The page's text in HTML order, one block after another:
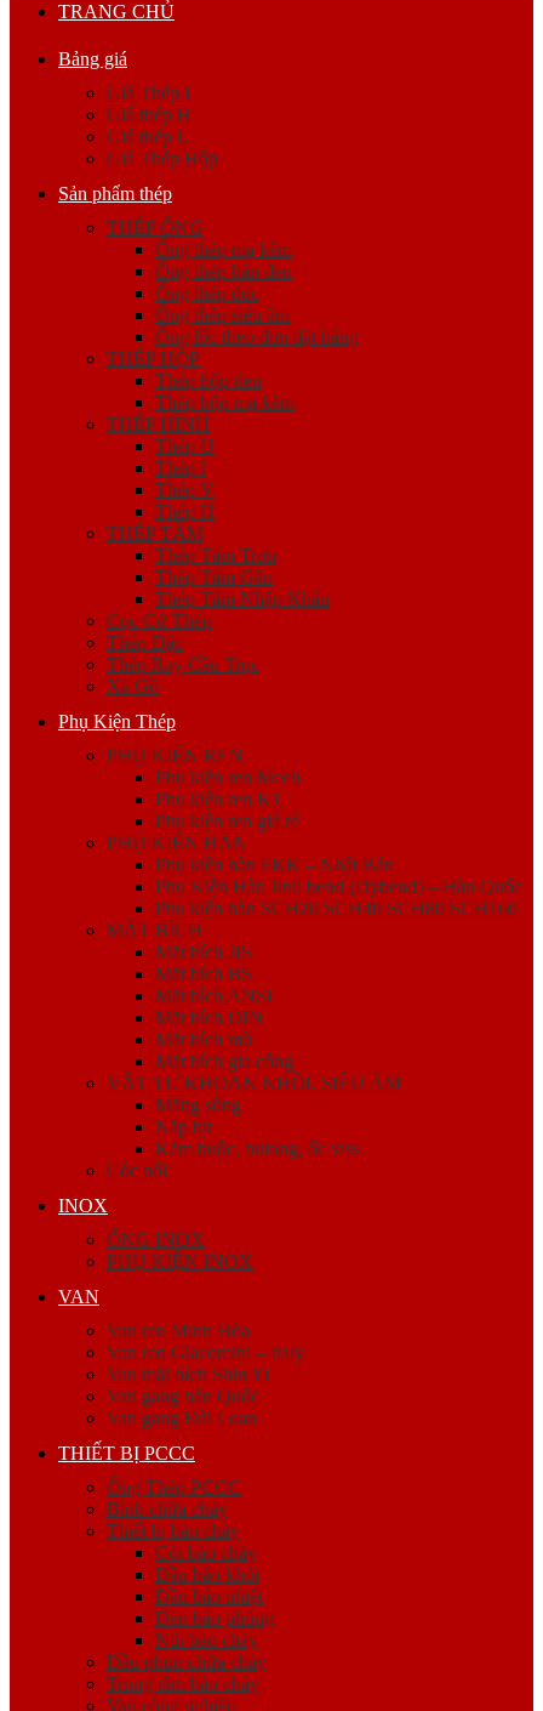
TRANG CHỦ
Bảng giá
Giá Thép I
Giá thép H
Giá thép U
Giá Thép Hộp
Sản phẩm thép
THÉP ỐNG
Ống thép mạ kẽm
Ống thép hàn đen
Ống thép đúc
Ống thép siêu âm
Ống lốc theo đơn đặt hàng
THÉP HỘP
Thép hộp đen
Thép hộp mạ kẽm
THÉP HÌNH
Thép U
Thép I
Thép V
Thép H
THÉP TẤM
Thép Tấm Trơn
Thép Tấm Gân
Thép Tấm Nhập Khẩu
Cọc Cừ Thép
Thép Đặc
Thép Ray Cầu Trục
Xà Gồ
Phụ Kiện Thép
PHỤ KIỆN REN
Phụ kiện ren Mech
Phụ kiện ren K1
Phụ kiện ren giá rẻ
PHỤ KIỆN HÀN
Phụ kiện hàn FKK – Nhật Bản
Phụ Kiện Hàn Jinil bend (Dybend) – Hàn Quốc
Phụ kiện hàn SCH20 SCH40 SCH80 SCH160
MẶT BÍCH
Mặt bích JIS
Mặt bích BS
Mặt bích ANSI
Mặt bích DIN
Mặt bích mù
Mặt bích gia công
VẬT TƯ KHOAN NHỒI, SIÊU ÂM
Măng sông
Nắp bịt
Kẽm buộc, bulong, ốc viss
Cóc nối
INOX
ỐNG INOX
PHỤ KIỆN INOX
VAN
Van ren Minh Hòa
Van ren Giacomini – Italy
Van mặt bích Shin Yi
Van gang hàn Quốc
Van gang Đài Loan
THIẾT BỊ PCCC
Ống Thép PCCC
Bình chữa cháy
Thiết bị báo cháy
Còi báo cháy
Đầu báo khói
Đầu báo nhiệt
Đèn báo phòng
Nút báo cháy
Đầu phun chữa cháy
Trung tâm báo cháy
Van công nghiệp